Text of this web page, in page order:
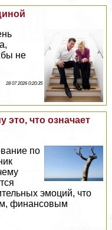
не
28 07 2026 0:20:35
это, что означает
по
эмоций, что
финансовым